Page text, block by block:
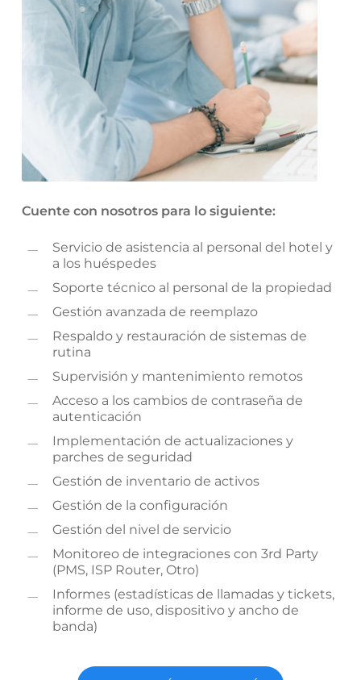
Cuente con nosotros para lo siguiente:
Servicio de asistencia al personal del hotel y
a los huéspedes
Soporte técnico al personal de la propiedad
Gestión avanzada de reemplazo
Respaldo y restauración de sistemas de
rutina
Supervisión y mantenimiento remotos
Acceso a los cambios de contraseña de
autenticación
Implementación de actualizaciones y
parches de seguridad
Gestión de inventario de activos
Gestión de la configuración
Gestión del nivel de servicio
Monitoreo de integraciones con 3rd Party
(PMS, ISP Router, Otro)
Informes (estadísticas de llamadas y tickets,
informe de uso, dispositivo y ancho de
banda)